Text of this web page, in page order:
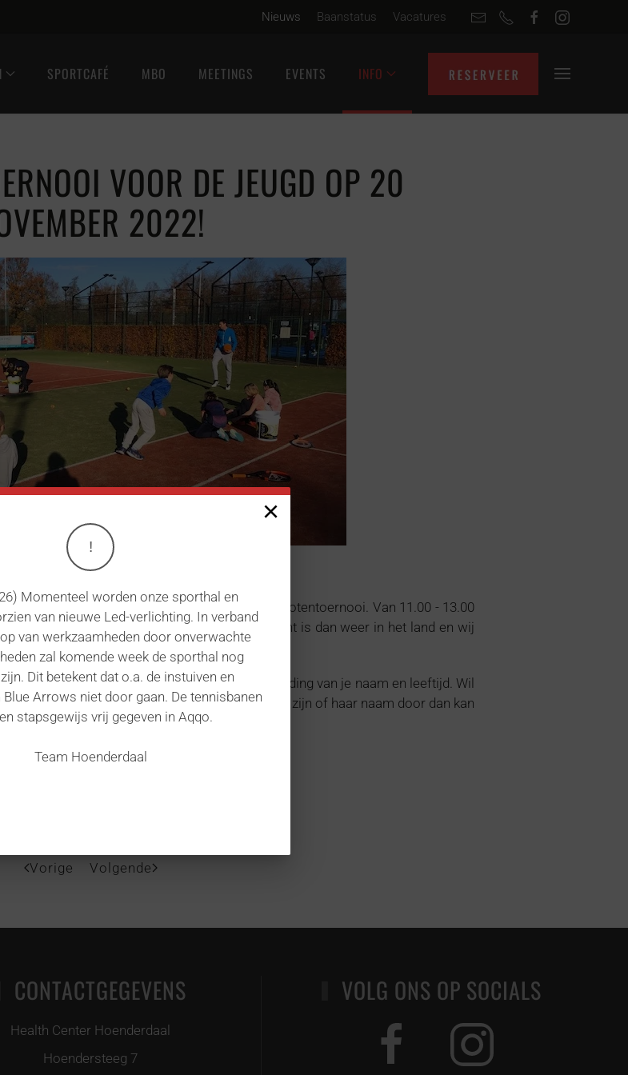
Nieuws Baanstatus Vacatures
SPORTCAFÉ MBO MEETINGS EVENTS INFO
VOOR DE JEUGD OP 20
2022!
2022 gezellig afsluiten met een Pepernotentoernooi. Van 11.00 - 13.00
voor spelletjes en wedstrijdjes. En.....de Sint is dan weer in het land en wij
wel een verrassing heeft!
sturen naarjeugd@tvrisenborgh.nlonder vermelding van je naam en leeftijd. Wil
Dat mag, maar geef dan vooral ook zijn of haar naam door dan kan
op de binnenbanen.
Vorige Volgende
CONTACTGEGEVENS
Health Center Hoenderdaal
Hoendersteeg 7
VOLG ONS OP SOCIALS
×
!
Momenteel worden onze sporthal en
van nieuwe Led-verlichting. In verband
van werkzaamheden door onverwachte
zal komende week de sporthal nog
Dit betekent dat o.a. de instuiven en
Arrows niet door gaan. De tennisbanen
stapsgewijs vrij gegeven in Aqqo.
Team Hoenderdaal